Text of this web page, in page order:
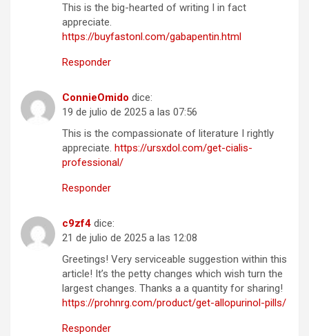
This is the big-hearted of writing I in fact
appreciate.
https://buyfastonl.com/gabapentin.html
Responder
ConnieOmido dice:
19 de julio de 2025 a las 07:56
This is the compassionate of literature I rightly
appreciate. https://ursxdol.com/get-cialis-
professional/
Responder
c9zf4 dice:
21 de julio de 2025 a las 12:08
Greetings! Very serviceable suggestion within this
article! It’s the petty changes which wish turn the
largest changes. Thanks a a quantity for sharing!
https://prohnrg.com/product/get-allopurinol-pills/
Responder